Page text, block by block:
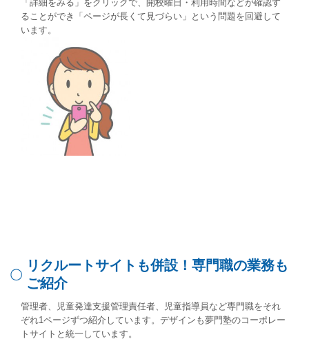
「詳細をみる」をクリックで、開校曜日・利用時間などが確認す
ることができ「ページが長くて見づらい」という問題を回避して
います。
リクルートサイトも併設！専門職の業務も
ご紹介
管理者、児童発達支援管理責任者、児童指導員など専門職をそれ
ぞれ1ページずつ紹介しています。デザインも夢門塾のコーポレー
トサイトと統一しています。